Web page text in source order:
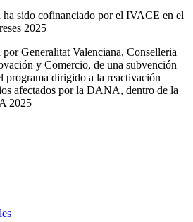
ha sido cofinanciado por el IVACE en el
2025
Generalitat Valenciana, Conselleria
y Comercio, de una subvención
programa dirigido a la reactivación
afectados por la DANA, dentro de la
2025